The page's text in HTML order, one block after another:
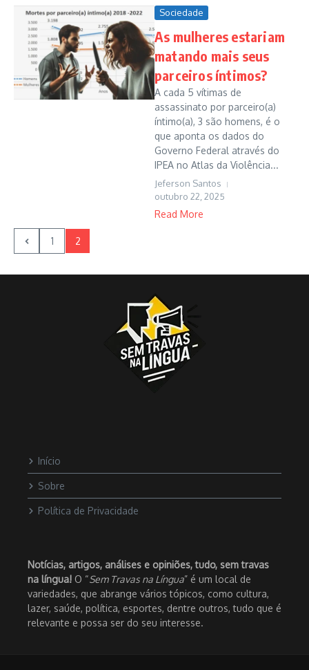
Sociedade
As mulheres estariam
matando mais seus
parceiros íntimos?
A cada 5 vítimas de
assassinato por parceiro(a)
íntimo(a), 3 são homens, é o
que aponta os dados do
Governo Federal através do
IPEA no Atlas da Violência...
Jeferson Santos
outubro 22, 2025
Read More
1 2
Início
Sobre
Política de Privacidade
Notícias, artigos, análises e opiniões, tudo, sem travas
na língua! O “Sem Travas na Língua” é um local de
variedades, que abrange vários tópicos, como cultura,
lazer, saúde, política, esportes, dentre outros, tudo que é
relevante e possa ser do seu interesse.